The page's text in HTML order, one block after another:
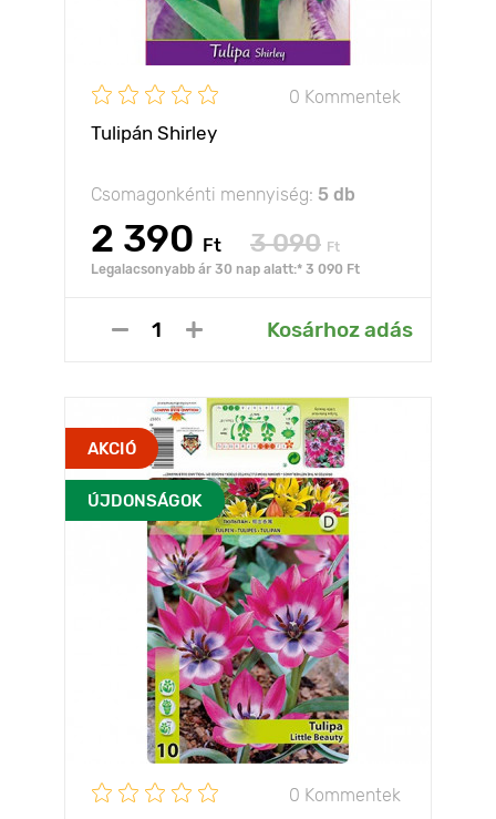
0 Kommentek
Tulipán Shirley
Csomagonkénti mennyiség: 5 db
2 390 Ft 3 090 Ft
Legalacsonyabb ár 30 nap alatt:* 3 090 Ft
Kosárhoz adás
AKCIÓ
ÚJDONSÁGOK
0 Kommentek